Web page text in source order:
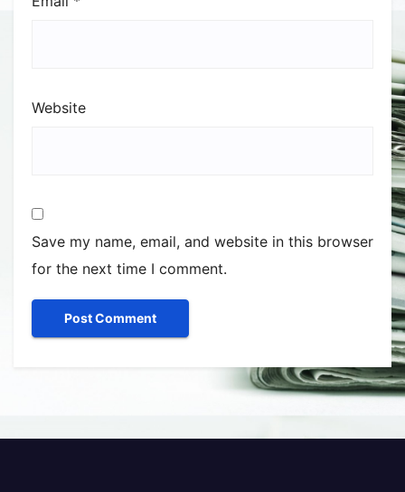
Website
Save my name, email, and website in this browser
for the next time I comment.